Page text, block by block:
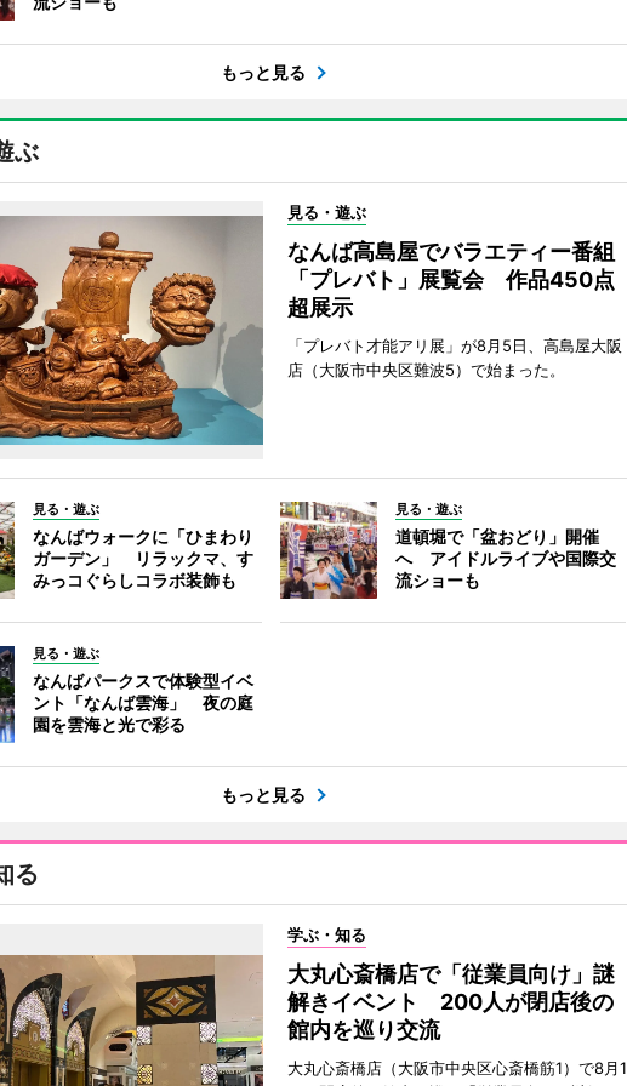
もっと見る
ぶ
見る・遊ぶ
なんば高島屋でバラエティー番組
「プレバト」展覧会 作品450点
超展示
「プレバト才能アリ展」が8月5日、高島屋大阪
店（大阪市中央区難波5）で始まった。
見る・遊ぶ
なんばウォークに「ひまわり
ガーデン」 リラックマ、す
みっコぐらしコラボ装飾も
見る・遊ぶ
道頓堀で「盆おどり」開催
へ アイドルライブや国際交
流ショーも
見る・遊ぶ
なんばパークスで体験型イベ
ント「なんば雲海」 夜の庭
園を雲海と光で彩る
もっと見る
る
学ぶ・知る
大丸心斎橋店で「従業員向け」謎
解きイベント 200人が閉店後の
館内を巡り交流
大丸心斎橋店（大阪市中央区心斎橋筋1）で8月1